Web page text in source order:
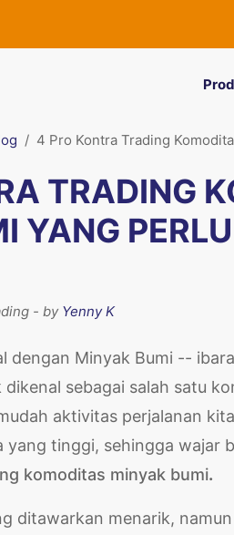
4 Pro Kontra Trading
TRADING
YANG
- by Yenny K
dengan Minyak Bumi --
dikenal sebagai salah satu
aktivitas perjalanan
yang tinggi, sehingga
komoditas minyak bumi.
ditawarkan menarik,